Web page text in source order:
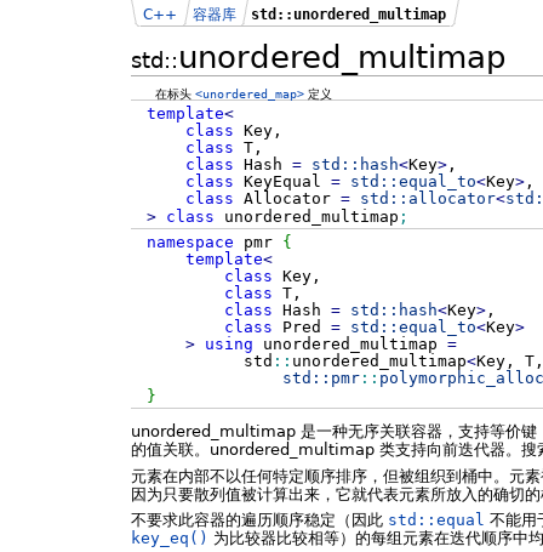
std::unordered_multimap
C++ 容器库 std::unordered_multimap
在标头<unordered_map> 定义
template<
class Key,
class T,
class Hash = std:: hash<Key>,
class KeyEqual = std:: equal_to<Key>,
class Allocator = std:: allocator<
>
class unordered_multimap ;
namespace pmr {
template<
class Key,
class T,
class Hash = std:: hash<Key>,
class Pred = std:: equal_to<Key>
>
using unordered_multimap =
std :: unordered_multimap<Key,
std:: pmr::
}
unordered_multimap 是一种无序关联容器，支持等价
的值关联。unordered_multimap 类支持向前迭代器。搜
元素在内部不以任何特定顺序排序，但被组织到桶中。元
因为只要散列值被计算出来，它就代表元素所放入的确切
不要求此容器的遍历顺序稳定（因此 std::equal 不能用
key_eq() 为比较器比较相等）的每组元素在迭代顺序中